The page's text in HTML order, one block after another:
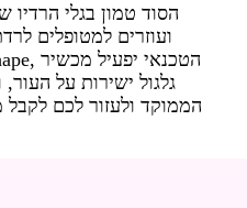
הסוד טמון בגלי
ועוזרים למטופלים
גלגול ישירות על
הממוקד ולעזור לכם